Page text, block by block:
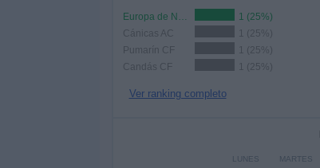
Europa de Nava
1 (25%)
Cánicas AC
1 (25%)
Pumarín CF
1 (25%)
Candás CF
1 (25%)
Ver ranking completo
LUNES MARTES